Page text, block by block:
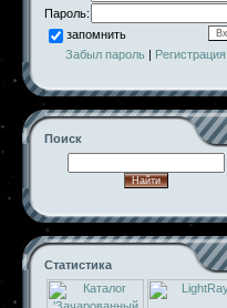
Пароль:
запомнить
Забыл пароль | Регистрация
Поиск
Статистика